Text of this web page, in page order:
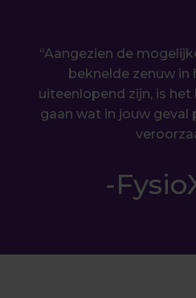
“Aangezien de
beknelde zenuw in
uiteenlopend zijn, is
gaan wat in jouw geval
-